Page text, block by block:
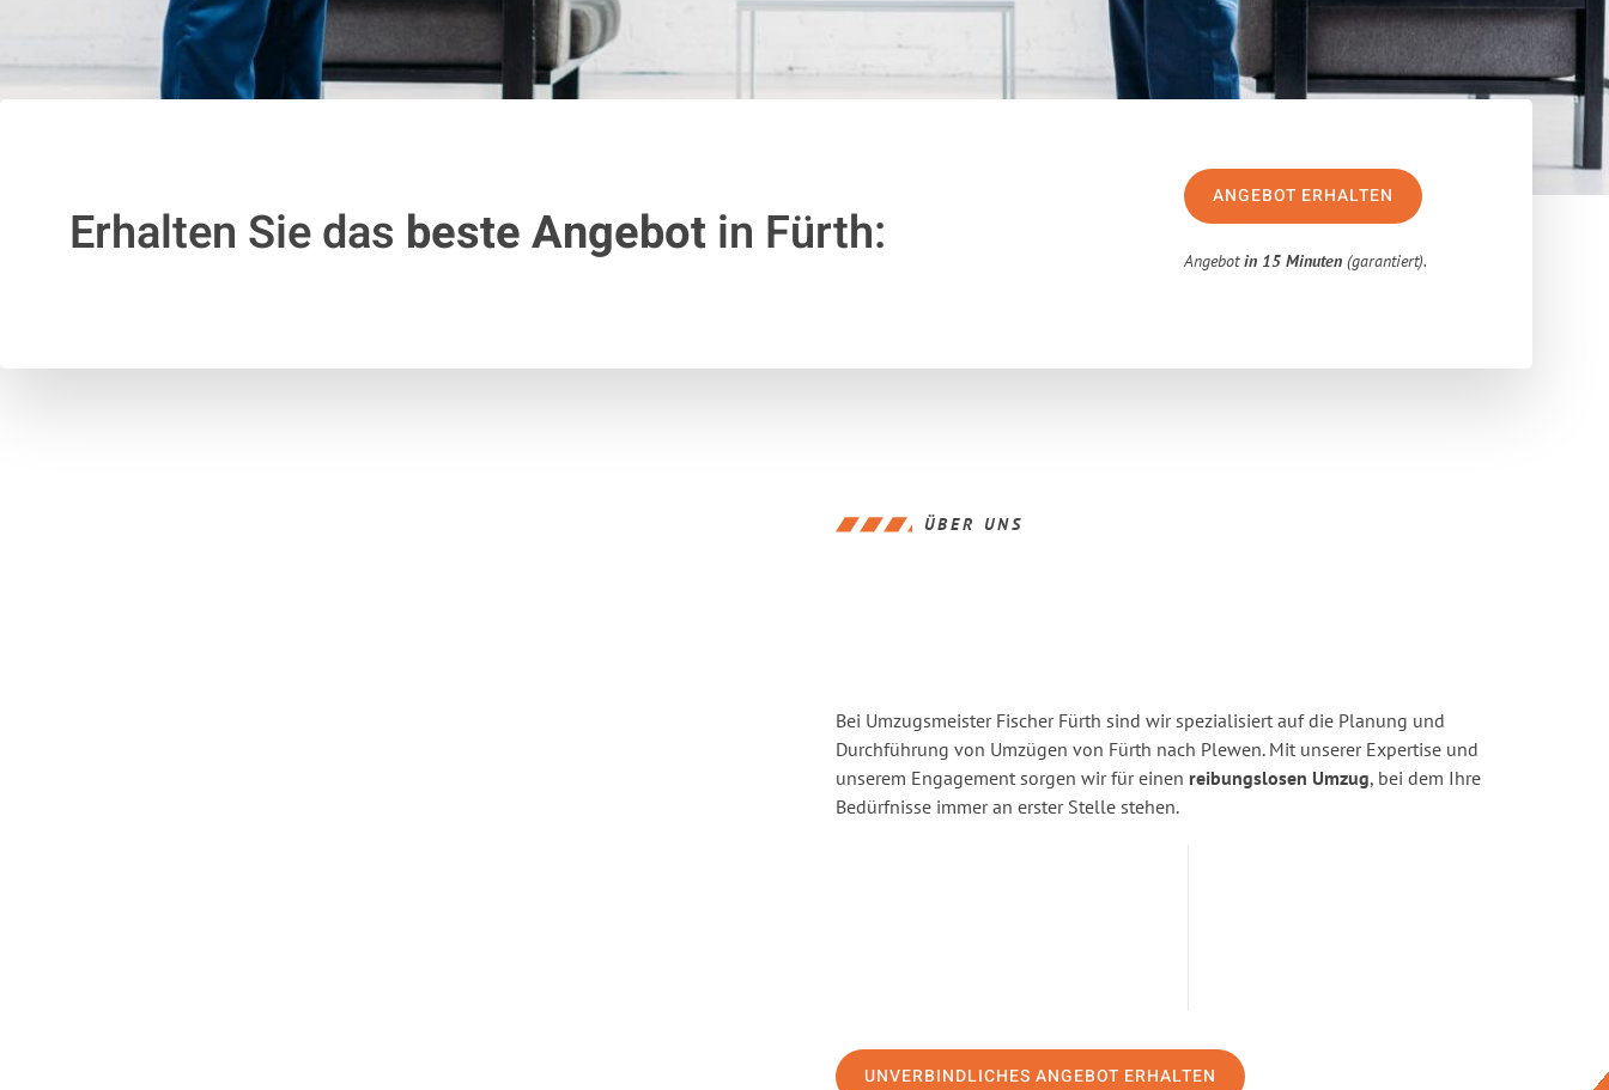
Erhalten Sie das beste Angebotin Fürth:
ANGEBOT ERHALTEN
Angebotin 15 Minuten (garantiert).
ÜBER UNS
Bei Umzugsmeister Fischer Fürth sind wir spezialisiert auf die Planung und
Durchführung von Umzügen von Fürth nach Plewen. Mit unserer Expertise und
unserem Engagement sorgen wir für einen reibungslosen Umzug, bei dem Ihre
Bedürfnisse immer an erster Stelle stehen.
UNVERBINDLICHES ANGEBOT ERHALTEN